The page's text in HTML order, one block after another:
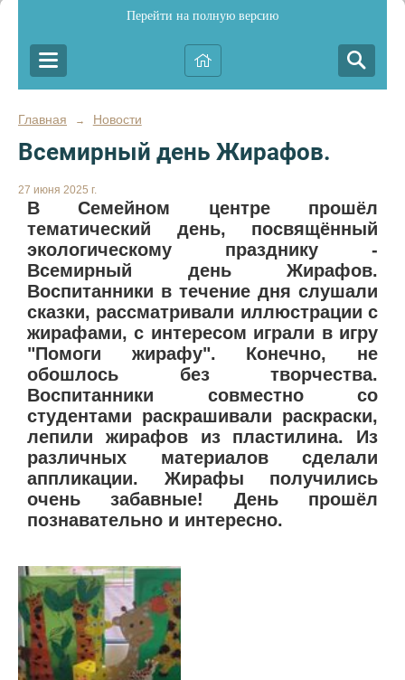
Перейти на полную версию
Главная → Новости
Всемирный день Жирафов.
27 июня 2025 г.
В Семейном центре прошёл
тематический день, посвящённый
экологическому празднику -
Всемирный день Жирафов.
Воспитанники в течение дня слушали
сказки, рассматривали иллюстрации с
жирафами, с интересом играли в игру
"Помоги жирафу". Конечно, не
обошлось без творчества.
Воспитанники совместно со
студентами раскрашивали раскраски,
лепили жирафов из пластилина. Из
различных материалов сделали
аппликации. Жирафы получились
очень забавные! День прошёл
познавательно и интересно.